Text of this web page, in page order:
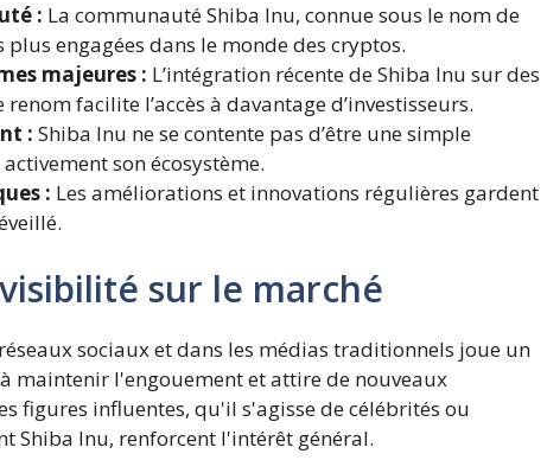
: La communauté Shiba Inu, connue sous le nom de
plus engagées dans le monde des cryptos.
majeures : L’intégration récente de Shiba Inu sur des
facilite l’accès à davantage d’investisseurs.
: Shiba Inu ne se contente pas d’être une simple
son écosystème.
: Les améliorations et innovations régulières gardent
sur le marché
sociaux et dans les médias traditionnels joue un
maintenir l'engouement et attire de nouveaux
figures influentes, qu'il s'agisse de célébrités ou
Shiba Inu, renforcent l'intérêt général.